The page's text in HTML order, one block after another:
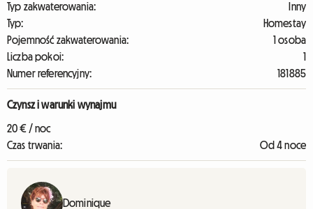
Typ zakwaterowania:
Inny
Typ:
Homestay
Pojemność zakwaterowania:
1 osoba
Liczba pokoi:
1
Numer referencyjny:
181885
Czynsz i warunki wynajmu
20 € / noc
Czas trwania:
Od 4 noce
Dominique